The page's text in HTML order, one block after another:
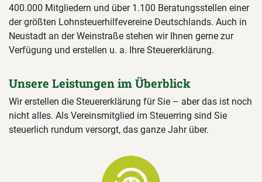
400.000 Mitgliedern und über 1.100 Beratungsstellen einer
der größten Lohnsteuerhilfevereine Deutschlands. Auch in
Neustadt an der Weinstraße stehen wir Ihnen gerne zur
Verfügung und erstellen u. a. Ihre Steuererklärung.
Unsere Leistungen im Überblick
Wir erstellen die Steuererklärung für Sie – aber das ist noch
nicht alles. Als Vereinsmitglied im Steuerring sind Sie
steuerlich rundum versorgt, das ganze Jahr über.